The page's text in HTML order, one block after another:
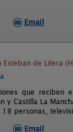
Email
Esteban de Litera
que reciben
y Castilla La
personas,
Email